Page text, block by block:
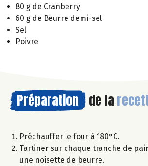
80 g de Cranberry
60 g de Beurre demi-sel
Sel
Poivre
Préparation de la
Préchauffer le four à 180°C.
Tartiner sur chaque tranche de
une noisette de beurre.